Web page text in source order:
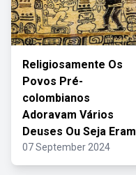
Religiosamente Os
Povos Pré-
colombianos
Adoravam Vários
Deuses Ou Seja Eram
07 September 2024